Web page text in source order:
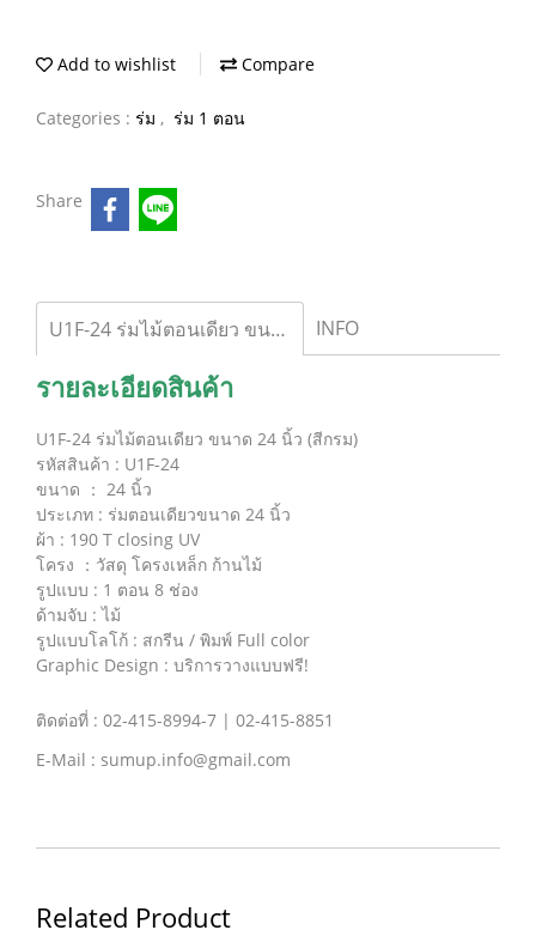
Add to wishlist Compare
Categories : ร่ม , ร่ม 1 ตอน
Share
U1F-24 ร่มไม้ตอนเดียว ขนาด 24 นิ้ว (สีกรม) INFO
รายละเอียดสินค้า
U1F-24 ร่มไม้ตอนเดียว ขนาด 24 นิ้ว (สีกรม)
รหัสสินค้า : U1F-24
ขนาด ： 24 นิ้ว
ประเภท : ร่มตอนเดียวขนาด 24 นิ้ว
ผ้า : 190 T closing UV
โครง ：วัสดุ โครงเหล็ก ก้านไม้
รูปแบบ : 1 ตอน 8 ช่อง
ด้ามจับ : ไม้
รูปแบบโลโก้ : สกรีน / พิมพ์ Full color
Graphic Design : บริการวางแบบฟรี!
ติดต่อที่ : 02-415-8994-7 | 02-415-8851
E-Mail : sumup.info@gmail.com
Related Product